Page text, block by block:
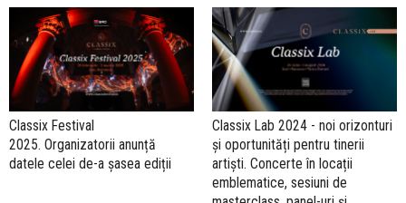
Classix Festival
2025. Organizatorii anunță
datele celei de-a șasea ediții
Classix Lab 2024 - noi orizonturi
și oportunități pentru tinerii
artiști. Concerte în locații
emblematice, sesiuni de